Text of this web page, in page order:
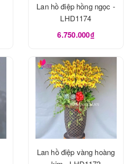
Lan hồ điệp hồng ngọc -
LHD1174
6.750.000₫
Lan hồ điệp vàng hoàng